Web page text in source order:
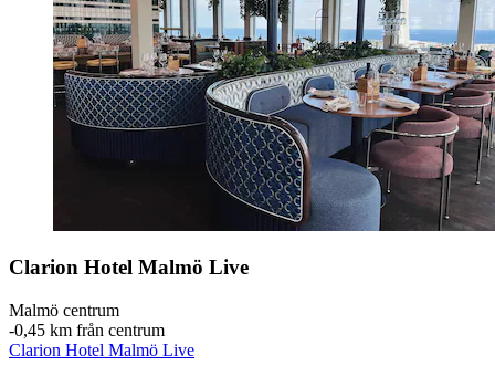
Clarion Hotel Malmö Live
Malmö centrum
‐0,45 km från centrum
Clarion Hotel Malmö Live